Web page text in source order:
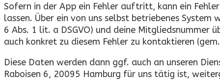
Sofern in der App ein Fehler auftritt, kann ein
lassen. Über ein von uns selbst betriebenes
6 Abs. 1 lit. a DSGVO) und deine Mitgliedsnummer
auch konkret zu diesem Fehler zu kontaktieren
Diese Daten werden dann ggf. auch an unseren
Raboisen 6, 20095 Hamburg für uns tätig ist,